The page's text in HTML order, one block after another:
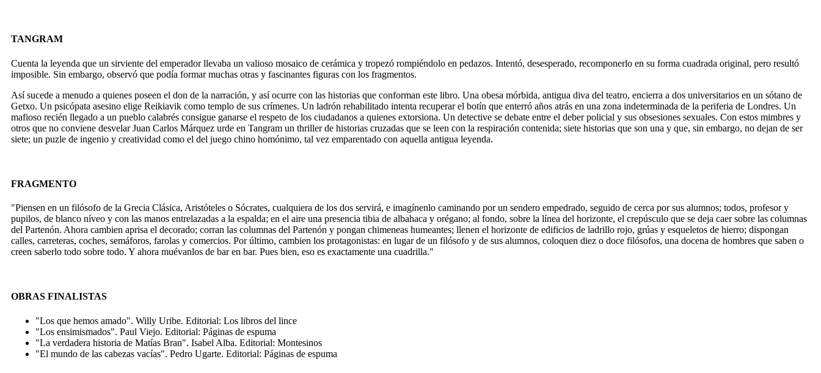
TANGRAM
Cuenta la leyenda que un sirviente del emperador llevaba un valioso mosaico de cerámica y tropezó rompiéndolo en pedazos. Intentó, desesperado, recomponerlo en su forma cuadrada original, pero resultó
imposible. Sin embargo, observó que podía formar muchas otras y fascinantes figuras con los fragmentos.
Así sucede a menudo a quienes poseen el don de la narración, y así ocurre con las historias que conforman este libro. Una obesa mórbida, antigua diva del teatro, encierra a dos universitarios en un sótano de
Getxo. Un psicópata asesino elige Reikiavik como templo de sus crímenes. Un ladrón rehabilitado intenta recuperar el botín que enterró años atrás en una zona indeterminada de la periferia de Londres. Un
mafioso recién llegado a un pueblo calabrés consigue ganarse el respeto de los ciudadanos a quienes extorsiona. Un detective se debate entre el deber policial y sus obsesiones sexuales. Con estos mimbres y
otros que no conviene desvelar Juan Carlos Márquez urde en Tangram un thriller de historias cruzadas que se leen con la respiración contenida; siete historias que son una y que, sin embargo, no dejan de ser
siete; un puzle de ingenio y creatividad como el del juego chino homónimo, tal vez emparentado con aquella antigua leyenda.
FRAGMENTO
"Piensen en un filósofo de la Grecia Clásica, Aristóteles o Sócrates, cualquiera de los dos servirá, e imagínenlo caminando por un sendero empedrado, seguido de cerca por sus alumnos; todos, profesor y
pupilos, de blanco níveo y con las manos entrelazadas a la espalda; en el aire una presencia tibia de albahaca y orégano; al fondo, sobre la línea del horizonte, el crepúsculo que se deja caer sobre las columnas
del Partenón. Ahora cambien aprisa el decorado; corran las columnas del Partenón y pongan chimeneas humeantes; llenen el horizonte de edificios de ladrillo rojo, grúas y esqueletos de hierro; dispongan
calles, carreteras, coches, semáforos, farolas y comercios. Por último, cambien los protagonistas: en lugar de un filósofo y de sus alumnos, coloquen diez o doce filósofos, una docena de hombres que saben o
creen saberlo todo sobre todo. Y ahora muévanlos de bar en bar. Pues bien, eso es exactamente una cuadrilla."
OBRAS FINALISTAS
"Los que hemos amado". Willy Uribe. Editorial: Los libros del lince
"Los ensimismados". Paul Viejo. Editorial: Páginas de espuma
"La verdadera historia de Matías Bran". Isabel Alba. Editorial: Montesinos
"El mundo de las cabezas vacías". Pedro Ugarte. Editorial: Páginas de espuma